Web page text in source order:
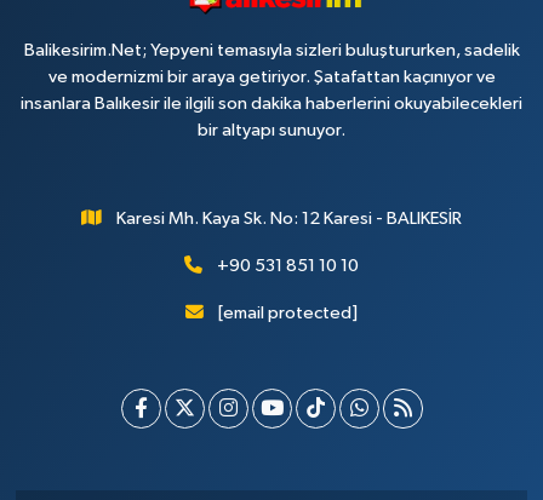
Balikesirim.Net; Yepyeni temasıyla sizleri buluştururken, sadelik
ve modernizmi bir araya getiriyor. Şatafattan kaçınıyor ve
insanlara Balıkesir ile ilgili son dakika haberlerini okuyabilecekleri
bir altyapı sunuyor.
Karesi Mh. Kaya Sk. No: 12 Karesi - BALIKESİR
+90 531 851 10 10
[email protected]